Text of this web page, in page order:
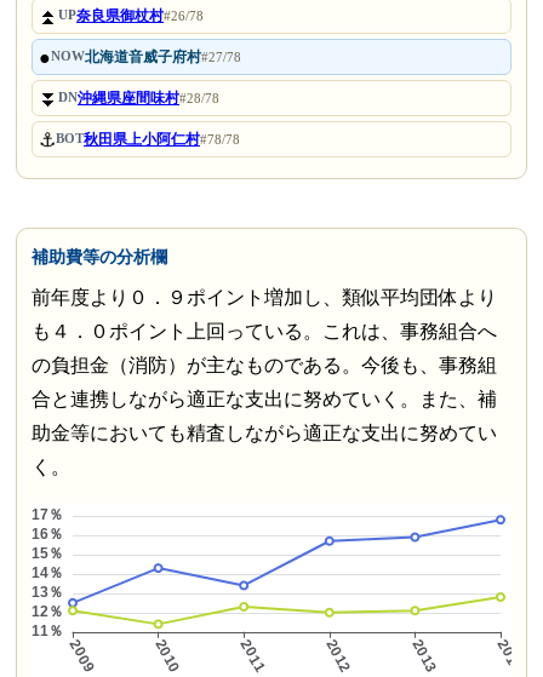
⏫UP奈良県御杖村#26/78
●NOW北海道音威子府村#27/78
⏬DN沖縄県座間味村#28/78
⚓BOT秋田県上小阿仁村#78/78
補助費等の分析欄
前年度より０．９ポイント増加し、類似平均団体より
も４．０ポイント上回っている。これは、事務組合へ
の負担金（消防）が主なものである。今後も、事務組
合と連携しながら適正な支出に努めていく。また、補
助金等においても精査しながら適正な支出に努めてい
く。